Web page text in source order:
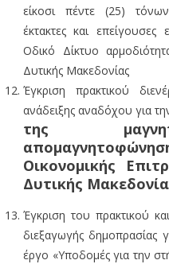
είκοσι πέντε (25)
έκτακτες και
Οδικό Δίκτυο
Δυτικής Μακεδονίας
Έγκριση πρακτικού
ανάδειξης αναδόχου για
της
Οικονομικής
Δυτικής
Έγκριση του πρακτικού
διεξαγωγής δημοπρασίας
έργο «Υποδομές για την